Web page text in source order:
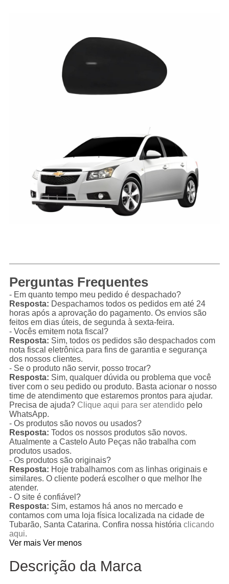
Perguntas Frequentes
- Em quanto tempo meu pedido é despachado?
Resposta: Despachamos todos os pedidos em até 24
horas após a aprovação do pagamento. Os envios são
feitos em dias úteis, de segunda à sexta-feira.
- Vocês emitem nota fiscal?
Resposta: Sim, todos os pedidos são despachados com
nota fiscal eletrônica para fins de garantia e segurança
dos nossos clientes.
- Se o produto não servir, posso trocar?
Resposta: Sim, qualquer dúvida ou problema que você
tiver com o seu pedido ou produto. Basta acionar o nosso
time de atendimento que estaremos prontos para ajudar.
Precisa de ajuda? Clique aqui para ser atendidopelo
WhatsApp.
- Os produtos são novos ou usados?
Resposta: Todos os nossos produtos são novos.
Atualmente a Castelo Auto Peças não trabalha com
produtos usados.
- Os produtos são originais?
Resposta: Hoje trabalhamos com as linhas originais e
similares. O cliente poderá escolher o que melhor lhe
atender.
- O site é confiável?
Resposta: Sim, estamos há anos no mercado e
contamos com uma loja física localizada na cidade de
Tubarão, Santa Catarina. Confira nossa história clicando
aqui.
Ver mais Ver menos
Descrição da Marca